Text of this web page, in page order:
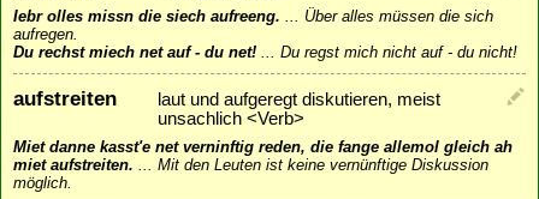
Iebr olles missn die siech aufreeng.
Über alles müssen die sich
aufregen.
Du rechst miech net auf - du net!
Du regst mich nicht auf - du nicht!
aufstreiten
laut und aufgeregt diskutieren, meist
unsachlich <Verb>
Miet danne kasst'e net verninftig reden, die fange allemol gleich ah
miet aufstreiten.
Mit den Leuten ist keine vernünftige Diskussion
möglich.